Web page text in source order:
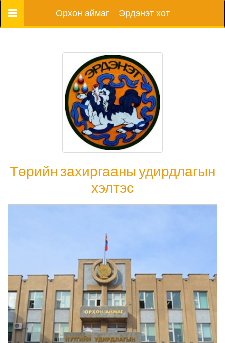
Цэс Орхон аймаг - Эрдэнэт хот
Төрийн захиргааны удирдлагын
хэлтэс